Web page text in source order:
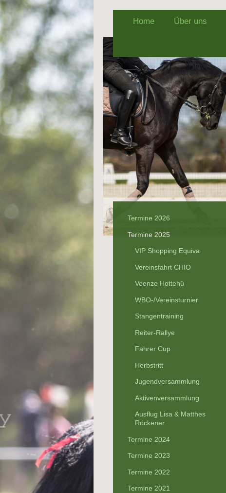
Home Über uns
Termine 2026
Termine 2025
VIP Shopping Equiva
Vereinsfahrt CHIO
Veenze Hottehü
WBO-/Vereinsturnier
Stangentraining
Reiter-Rallye
Fahrer Cup
Herbstritt
Jugendversammlung
Aktivenversammlung
Ausflug Lisa & Matthes
Röckener
Termine 2024
Termine 2023
Termine 2022
Termine 2021